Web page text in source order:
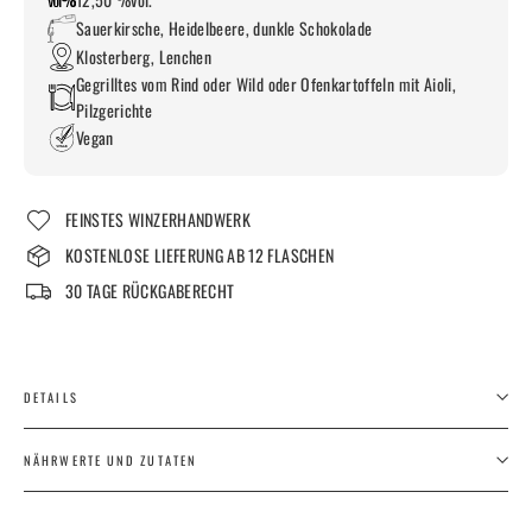
Sauerkirsche, Heidelbeere, dunkle Schokolade
Klosterberg, Lenchen
Gegrilltes vom Rind oder Wild oder Ofenkartoffeln mit Aioli,
Pilzgerichte
Vegan
FEINSTES WINZERHANDWERK
KOSTENLOSE LIEFERUNG AB 12 FLASCHEN
30 TAGE RÜCKGABERECHT
DETAILS
NÄHRWERTE UND ZUTATEN